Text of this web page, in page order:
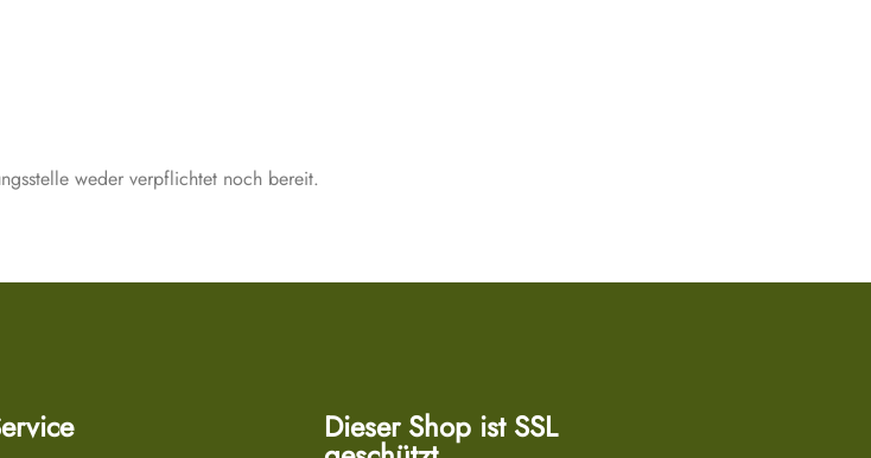
weder verpflichtet noch bereit.
Dieser Shop ist SSL